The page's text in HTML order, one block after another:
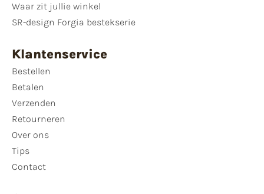
Waar zit jullie winkel
SR-design Forgia bestekserie
Klantenservice
Bestellen
Betalen
Verzenden
Retourneren
Over ons
Tips
Contact